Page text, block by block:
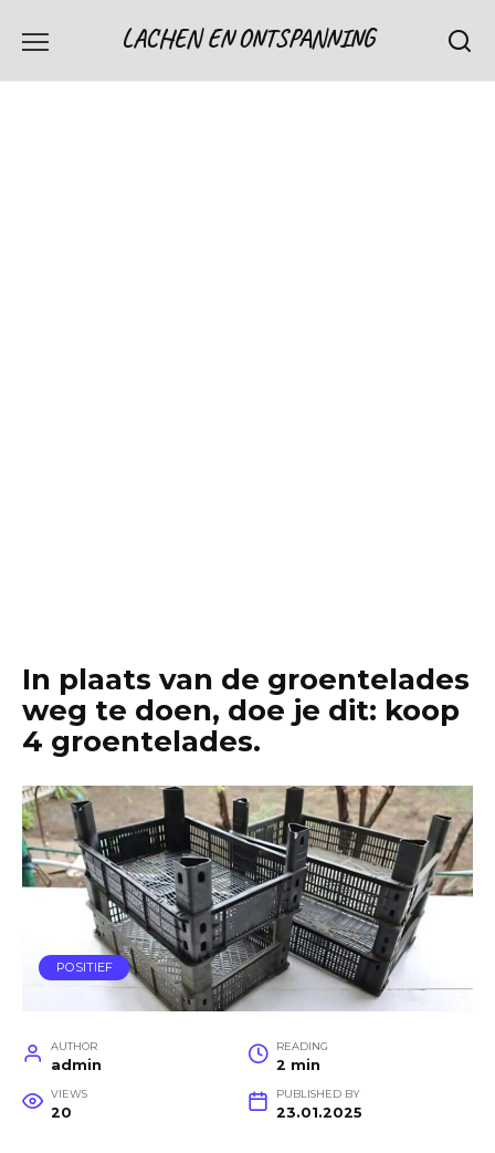
LACHEN EN ONTSPANNING
In plaats van de groentelades
weg te doen, doe je dit: koop
4 groentelades.
POSITIEF
AUTHOR
admin
READING
2 min
VIEWS
20
PUBLISHED BY
23.01.2025